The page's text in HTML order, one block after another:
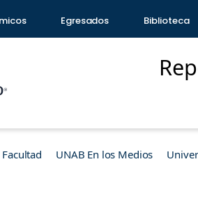
Egresados Biblioteca
Facultad UNAB En los Medios